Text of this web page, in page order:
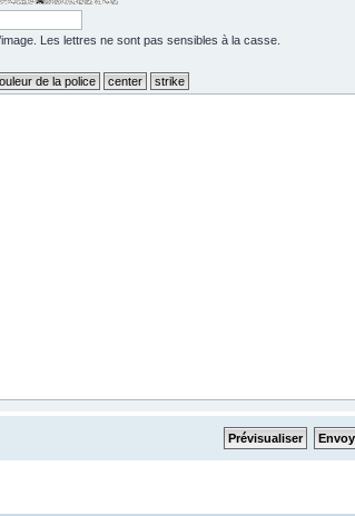
Les lettres ne sont pas sensibles à la casse.